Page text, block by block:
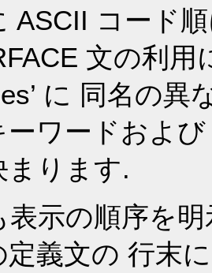
ASCII コード
文の利用
に 同名の
ーワードおよ
まります.
表示の順序を
義文の 行末に